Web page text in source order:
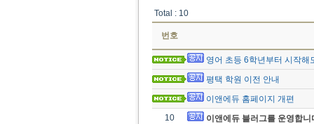
Total : 10
번호
영어 초등 6학년부터 시작해
평택 학원 이전 안내
이앤에듀 홈페이지 개편
10
이앤에듀 블러그를 운영합니